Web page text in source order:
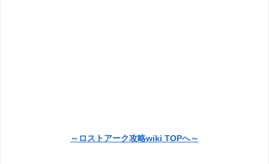
～ロストアーク攻略wiki TOPへ～